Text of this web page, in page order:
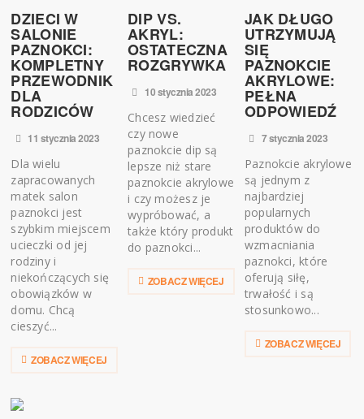
DZIECI W
SALONIE
PAZNOKCI:
KOMPLETNY
PRZEWODNIK
DLA
RODZICÓW
11 stycznia 2023
Dla wielu
zapracowanych
matek salon
paznokci jest
szybkim miejscem
ucieczki od jej
rodziny i
niekończących się
obowiązków w
domu. Chcą
cieszyć...
ZOBACZ WIĘCEJ
DIP VS.
AKRYL:
OSTATECZNA
ROZGRYWKA
10 stycznia 2023
Chcesz wiedzieć
czy nowe
paznokcie dip są
lepsze niż stare
paznokcie akrylowe
i czy możesz je
wypróbować, a
także który produkt
do paznokci...
ZOBACZ WIĘCEJ
JAK DŁUGO
UTRZYMUJĄ
SIĘ
PAZNOKCIE
AKRYLOWE:
PEŁNA
ODPOWIEDŹ
7 stycznia 2023
Paznokcie akrylowe
są jednym z
najbardziej
popularnych
produktów do
wzmacniania
paznokci, które
oferują siłę,
trwałość i są
stosunkowo...
ZOBACZ WIĘCEJ